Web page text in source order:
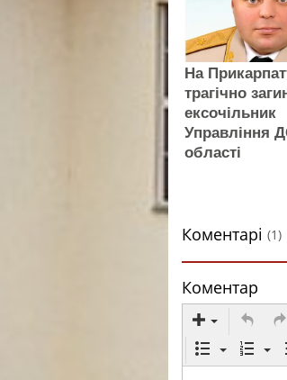
На
трагічно
ексочільник
Управління
області
Коментарі (1)
Коментар